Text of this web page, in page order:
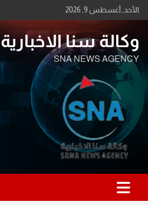
Skip
to
الأحد, أغسطس 9, 2026
وكالة سنا الاخبارية
SNA NEWS AGENCY